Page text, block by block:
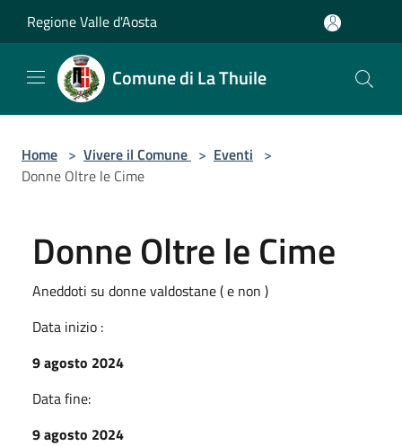
Regione Valle d'Aosta
Comune di La Thuile
Home > Vivere il Comune > Eventi >
Donne Oltre le Cime
Donne Oltre le Cime
Aneddoti su donne valdostane ( e non )
Data inizio :
9 agosto 2024
Data fine:
9 agosto 2024